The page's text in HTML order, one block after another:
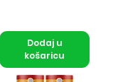
Dodaj u
košaricu